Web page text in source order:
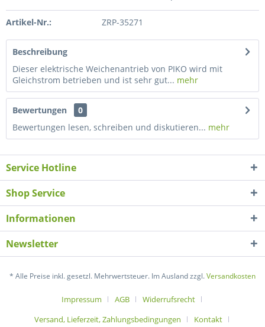
Artikel-Nr.: ZRP-35271
Beschreibung
Dieser elektrische Weichenantrieb von PIKO wird mit
Gleichstrom betrieben und ist sehr gut... mehr
Bewertungen
0
Bewertungen lesen, schreiben und diskutieren... mehr
Service Hotline
Shop Service
Informationen
Newsletter
* Alle Preise inkl. gesetzl. Mehrwertsteuer. Im Ausland zzgl.Versandkosten
Impressum AGB
Widerrufsrecht
Versand, Lieferzeit, Zahlungsbedingungen
Kontakt